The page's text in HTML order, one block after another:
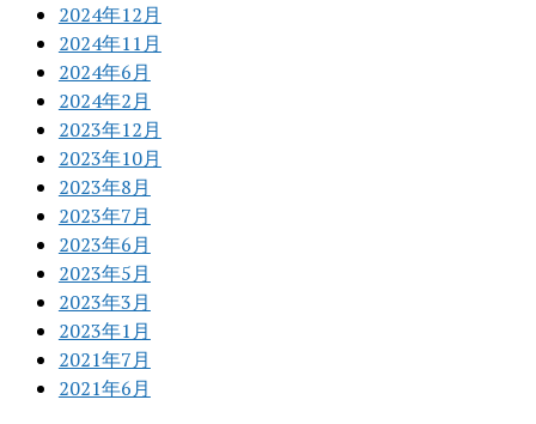
2024年12月
2024年11月
2024年6月
2024年2月
2023年12月
2023年10月
2023年8月
2023年7月
2023年6月
2023年5月
2023年3月
2023年1月
2021年7月
2021年6月